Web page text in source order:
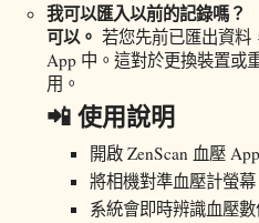
我可以匯入以前的記錄嗎？
可以。 若您先前已匯出資料
App 中。這對於更換裝置或
用。
📲 使用說明
開啟 ZenScan 血壓 App
將相機對準血壓計螢幕
系統會即時辨識血壓